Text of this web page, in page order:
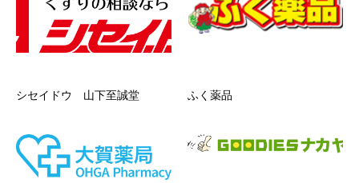
シセイドウ 山下至誠堂 ふく薬品